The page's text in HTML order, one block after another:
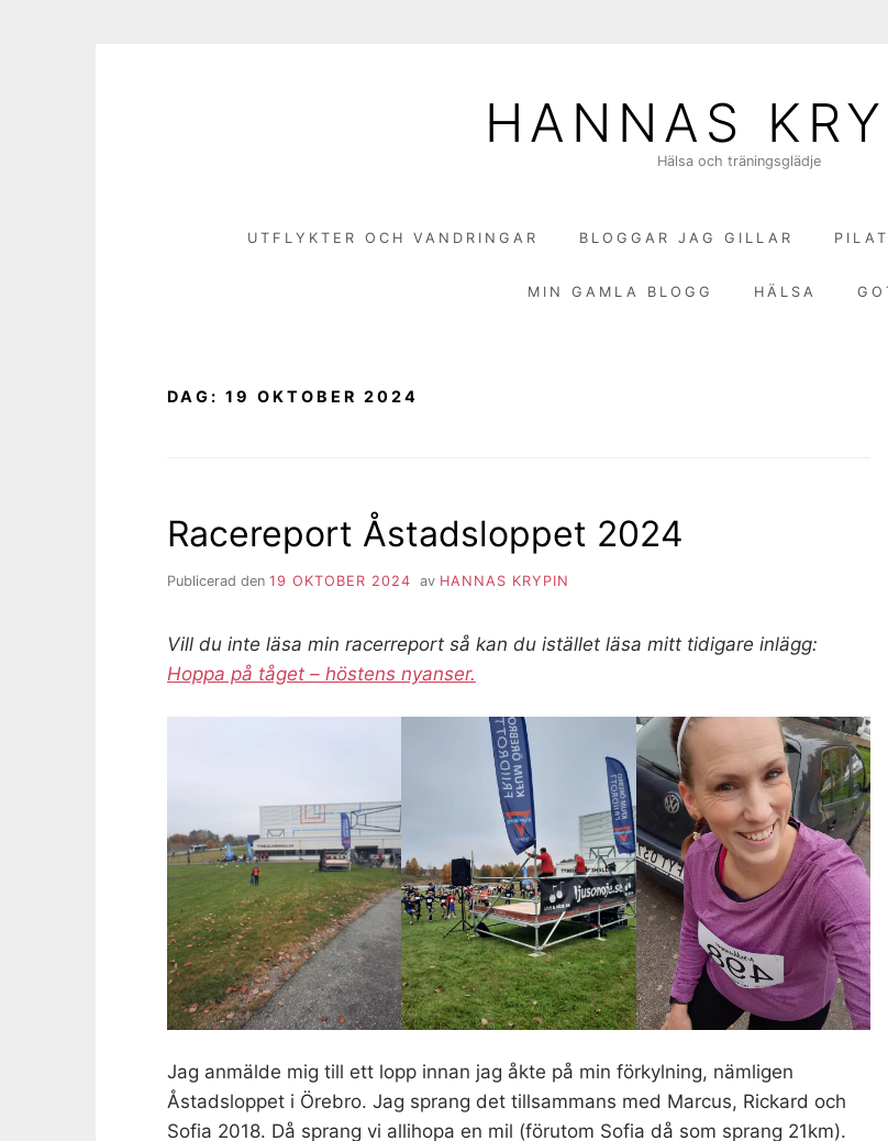
HANNAS
Hälsa och träningsglädje
UTFLYKTER OCH VANDRINGAR BLOGGAR JAG GILLAR
MIN GAMLA BLOGG HÄLSA
DAG: 19 OKTOBER 2024
Racereport Åstadsloppet 2024
Publicerad den 19 OKTOBER 2024 av HANNAS KRYPIN
Vill du inte läsa min racerreport så kan du istället läsa mitt tidigare inlägg:
Hoppa på tåget – höstens nyanser.
Jag anmälde mig till ett lopp innan jag åkte på min förkylning, nämligen
Åstadsloppet i Örebro. Jag sprang det tillsammans med Marcus, Rickard och
Sofia 2018. Då sprang vi allihopa en mil (förutom Sofia då som sprang 21km).